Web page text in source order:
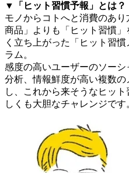
▼「ヒット習慣予報」とは？
モノからコトへと消費のあ
商品」よりも「ヒット習慣
く立ち上がった「ヒット習
ラム。
感度の高いユーザーのソー
分析、情報鮮度が高い複数
し、これから来そうなヒッ
しくも大胆なチャレンジです